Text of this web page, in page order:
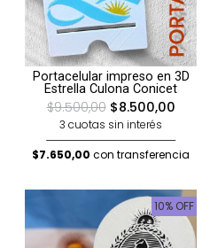
Portacelular impreso en 3D
Estrella Culona Conicet
$9.500,00$8.500,00
3 cuotas sin interés
$7.650,00 con transferencia
10% OFF